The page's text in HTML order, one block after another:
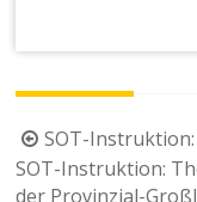
SOT-
SOT-Instruktion:
der Provinzial-